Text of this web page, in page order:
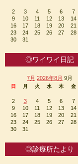
2
3 4 5 6 7
9
10 11 12 13 14
16
17 18 19 20 21
23
24 25 26 27 28
30
31
◎ワイワイ日記
7月 2026年8月 9月
日 月 火 水 木 金
2
3 4 5 6 7
9
10 11 12 13 14
16
17 18 19 20 21
23
24 25 26 27 28
30
31
◎診療所たより